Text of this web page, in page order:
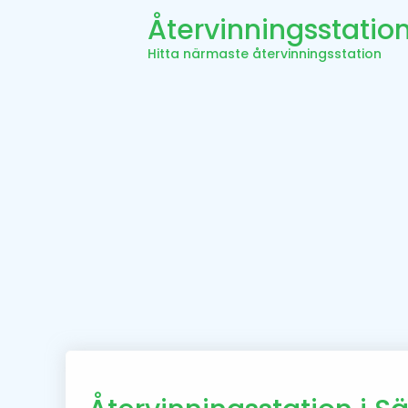
Hitta närmaste återvinningsstation